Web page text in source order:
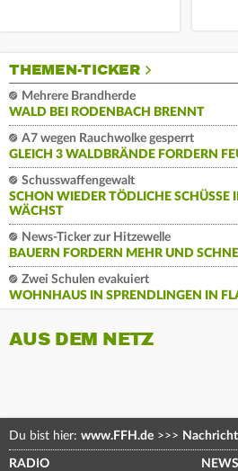
THEMEN-TICKER
Mehrere Brandherde
WALD BEI RODENBACH BRENNT
A7 wegen Rauchwolke gesperrt
GLEICH 3 WALDBRÄNDE FORDERN
Schusswaffengewalt
SCHON WIEDER TÖDLICHE SCHÜSSE
WÄCHST
News-Ticker zur Hitzewelle
BAUERN FORDERN MEHR UND
Zwei Schulen evakuiert
WOHNHAUS IN SPRENDLINGEN IN
AUS DEM NETZ
Du bist hier: www.FFH.de >>>
RADIO NEWS